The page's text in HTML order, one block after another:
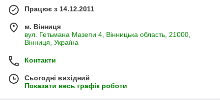
Працює з 14.12.2011
м. Вінниця
вул. Гетьмана Мазепи 4, Вінницька область, 21000,
Вінниця, Україна
Контакти
Сьогодні вихідний
Показати весь графік роботи